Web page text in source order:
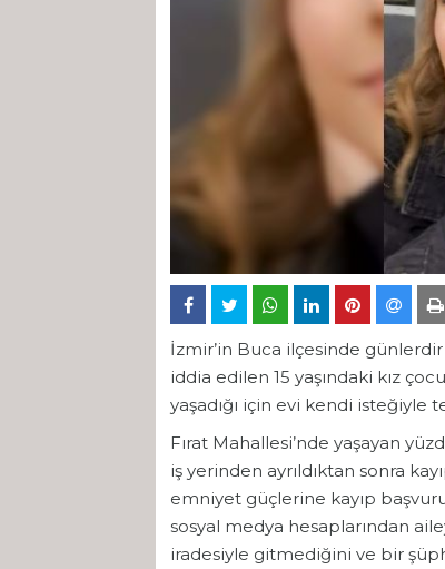
İzmir’in Buca ilçesinde
iddia edilen 15 yaşındaki kız
yaşadığı için evi kendi isteğiyle
Fırat Mahallesi’nde yaşayan
iş yerinden ayrıldıktan sonra
emniyet güçlerine kayıp
sosyal medya hesaplarından
iradesiyle gitmediğini ve bir